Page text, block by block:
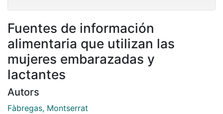
Fuentes de información
alimentaria que utilizan las
mujeres embarazadas y
lactantes
Autors
Fàbregas, Montserrat